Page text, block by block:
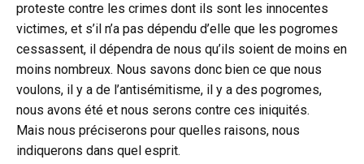
proteste contre les crimes dont ils sont les innocentes
victimes, et s’il n’a pas dépendu d’elle que les pogromes
cessassent, il dépendra de nous qu’ils soient de moins en
moins nombreux. Nous savons donc bien ce que nous
voulons, il y a de l’antisémitisme, il y a des pogromes,
nous avons été et nous serons contre ces iniquités.
Mais nous préciserons pour quelles raisons, nous
indiquerons dans quel esprit.